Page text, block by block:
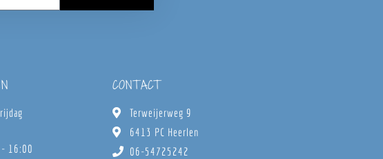
- 16:00
CONTACT
Terweijerweg 9
6413 PC Heerlen
06-54725242